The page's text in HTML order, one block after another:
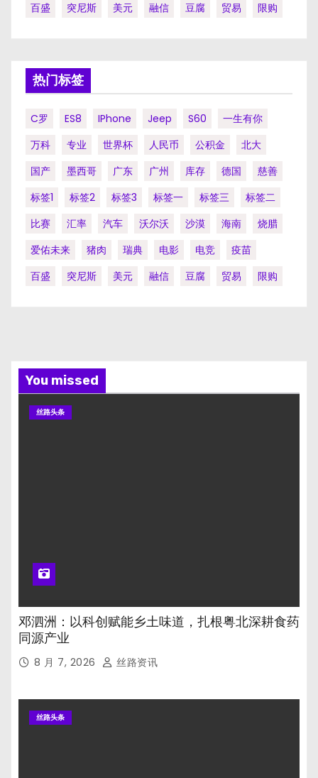
百盛
突尼斯 美元 融信 豆腐 贸易 限购
热门标签
C罗 ES8 IPhone Jeep S60
一生有你
万科
专业 世界杯 人民币 公积金
北大
国产
墨西哥 广东 广州 库存 德国
慈善
标签1
标签2 标签3 标签一 标签三
标签二
比赛
汇率 汽车 沃尔沃 沙漠 海南
烧腊
爱佑未来
猪肉 瑞典 电影 电竞
疫苗
百盛
突尼斯 美元 融信 豆腐 贸易 限购
You missed
丝路头条
邓泗洲：以科创赋能乡土味道，扎根粤北深耕食药
同源产业
8 月 7, 2026 丝路资讯
丝路头条